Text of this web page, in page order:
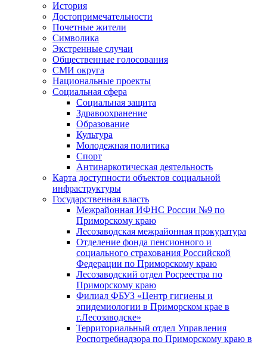
История
Достопримечательности
Почетные жители
Символика
Экстренные случаи
Общественные голосования
СМИ округа
Национальные проекты
Социальная сфера
Социальная защита
Здравоохранение
Образование
Культура
Молодежная политика
Спорт
Антинаркотическая деятельность
Карта доступности объектов социальной
инфраструктуры
Государственная власть
Межрайонная ИФНС России №9 по
Приморскому краю
Лесозаводская межрайонная прокуратура
Отделение фонда пенсионного и
социального страхования Российской
Федерации по Приморскому краю
Лесозаводский отдел Росреестра по
Приморскому краю
Филиал ФБУЗ «Центр гигиены и
эпидемиологии в Приморском крае в
г.Лесозаводске»
Территориальный отдел Управления
Роспотребнадзора по Приморскому краю в